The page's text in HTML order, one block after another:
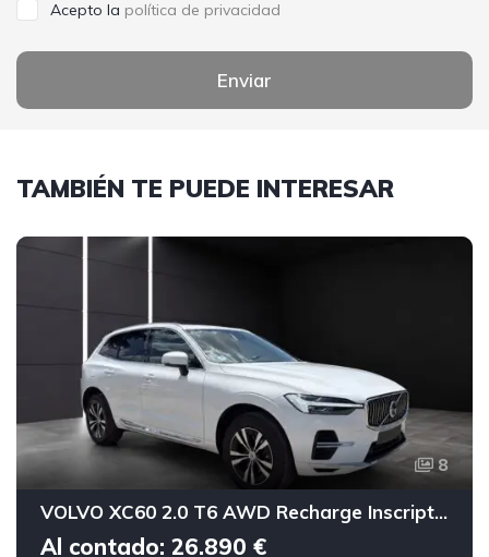
Acepto la política de privacidad
Enviar
TAMBIÉN TE PUEDE INTERESAR
8
VOLVO XC60 2.0 T6 AWD Recharge Inscription Exp Auto
Al contado: 26.890 €